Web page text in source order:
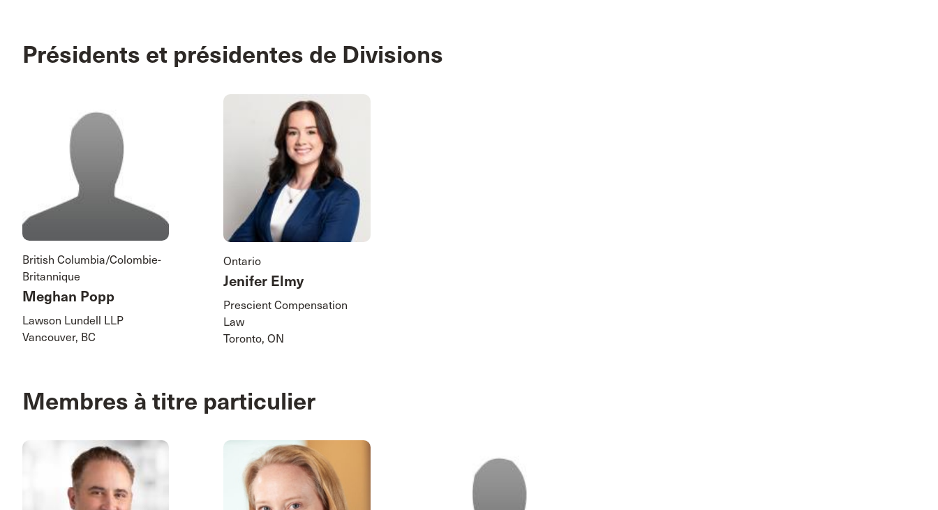
Présidents et présidentes de Divisions
British Columbia/Colombie-
Britannique
Meghan Popp
Lawson Lundell LLP
Vancouver, BC
Ontario
Jenifer Elmy
Prescient Compensation
Law
Toronto, ON
Membres à titre particulier